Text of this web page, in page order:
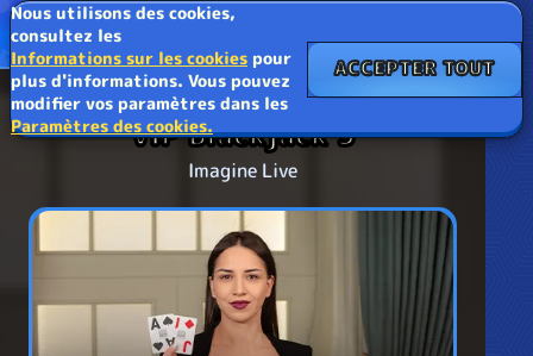
VIP Blackjack 5
Imagine Live
Nous utilisons des cookies,
consultez les
Informations sur les cookies pour
plus d'informations. Vous pouvez
modifier vos paramètres dans les
Paramètres des cookies.
ACCEPTER TOUT